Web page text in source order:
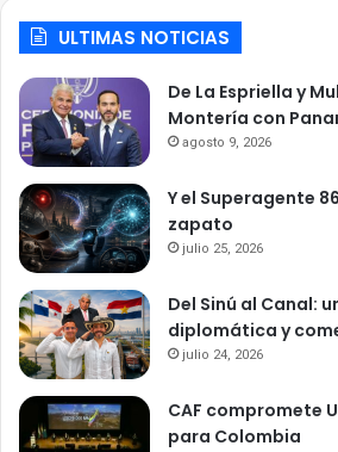
ULTIMAS NOTICIAS
De La Espriella y
Montería con
agosto 9, 2026
Y el Superagente
zapato
julio 25, 2026
Del Sinú al Canal:
diplomática y
julio 24, 2026
CAF compromete
para Colombia